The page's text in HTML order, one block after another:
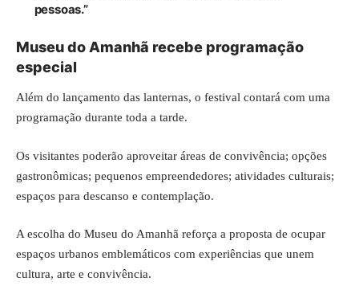
pessoas.”
Museu do Amanhã recebe programação
especial
Além do lançamento das lanternas, o festival contará com uma
programação durante toda a tarde.
Os visitantes poderão aproveitar áreas de convivência; opções
gastronômicas; pequenos empreendedores; atividades culturais;
espaços para descanso e contemplação.
A escolha do Museu do Amanhã reforça a proposta de ocupar
espaços urbanos emblemáticos com experiências que unem
cultura, arte e convivência.